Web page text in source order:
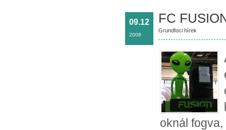
09.12
2008
FC
Grundfoci hírek
oknál